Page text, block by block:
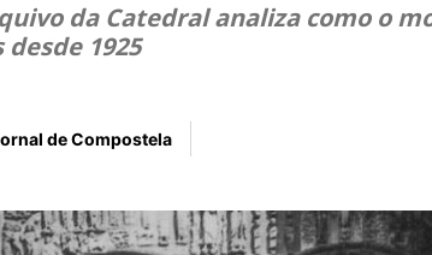
da Catedral analiza como o
1925
de Compostela